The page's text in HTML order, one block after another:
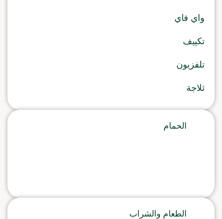
واي فاي
تكييف
تلفزيون
ثلاجة
الحمام
الطعام والشراب